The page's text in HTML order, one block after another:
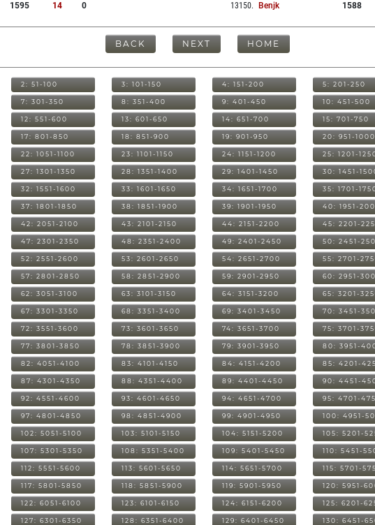
1595 14 0
13150. Benjk 1588
BACK NEXT HOME
2: 51-100 3: 101-150 4: 151-200 5: 201-250
7: 301-350 8: 351-400 9: 401-450 10: 451-500
12: 551-600 13: 601-650 14: 651-700 15: 701-750
17: 801-850 18: 851-900 19: 901-950 20: 951-1000
22: 1051-1100 23: 1101-1150 24: 1151-1200 25: 1201-
27: 1301-1350 28: 1351-1400 29: 1401-1450 30: 1451-
32: 1551-1600 33: 1601-1650 34: 1651-1700 35: 1701-
37: 1801-1850 38: 1851-1900 39: 1901-1950 40: 1951-
42: 2051-2100 43: 2101-2150 44: 2151-2200 45: 2201-
47: 2301-2350 48: 2351-2400 49: 2401-2450 50: 2451-
52: 2551-2600 53: 2601-2650 54: 2651-2700 55: 2701-
57: 2801-2850 58: 2851-2900 59: 2901-2950 60: 2951-
62: 3051-3100 63: 3101-3150 64: 3151-3200 65: 3201-
67: 3301-3350 68: 3351-3400 69: 3401-3450 70: 3451-
72: 3551-3600 73: 3601-3650 74: 3651-3700 75: 3701-
77: 3801-3850 78: 3851-3900 79: 3901-3950 80: 3951-
82: 4051-4100 83: 4101-4150 84: 4151-4200 85: 4201-
87: 4301-4350 88: 4351-4400 89: 4401-4450 90: 4451-
92: 4551-4600 93: 4601-4650 94: 4651-4700 95: 4701-
97: 4801-4850 98: 4851-4900 99: 4901-4950 100: 4951-
102: 5051-5100 103: 5101-5150 104: 5151-5200 105: 5201-
107: 5301-5350 108: 5351-5400 109: 5401-5450 110: 5451-
112: 5551-5600 113: 5601-5650 114: 5651-5700 115: 5701-
117: 5801-5850 118: 5851-5900 119: 5901-5950 120: 5951-
122: 6051-6100 123: 6101-6150 124: 6151-6200 125: 6201-
127: 6301-6350 128: 6351-6400 129: 6401-6450 130: 6451-